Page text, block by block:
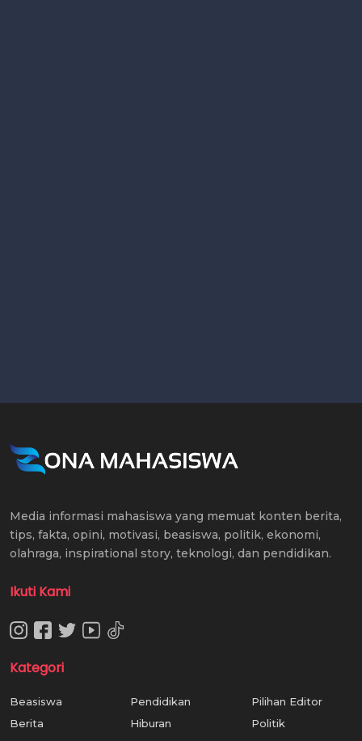
Media informasi mahasiswa yang memuat konten berita,
tips, fakta, opini, motivasi, beasiswa, politik, ekonomi,
olahraga, inspirational story, teknologi, dan pendidikan.
Ikuti Kami
Kategori
Beasiswa
Berita
Pendidikan
Hiburan
Pilihan Editor
Politik